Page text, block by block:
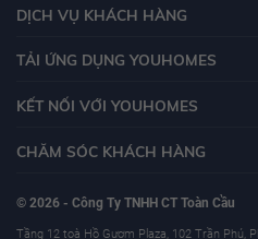
DỊCH VỤ KHÁCH HÀNG
TẢI ỨNG DỤNG YOUHOMES
KẾT NỐI VỚI YOUHOMES
CHĂM SÓC KHÁCH HÀNG
© 2026 - Công Ty TNHH CT Toàn Cầu
Tầng 12 toà Hồ Gươm Plaza, 102 Trần Phú,